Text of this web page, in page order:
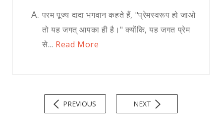
A. परम पूज्य दादा भगवान कहते हैं, "प्रेमस्वरूप हो जाओ
तो यह जगत् आपका ही है।" क्योंकि, यह जगत प्रेम
से... Read More
PREVIOUS NEXT